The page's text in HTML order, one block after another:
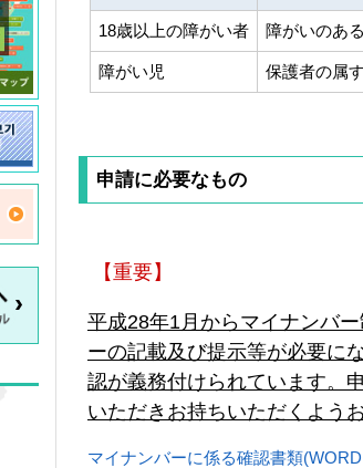
18歳以上の障がい者 障がいのあ
障がい児 保護者の属
申請に必要なもの
【重要】
平成28年1月からマイナンバ
ーの記載及び提示等が必要に
認が義務付けられています。
いただきお持ちいただくよう
マイナンバーに係る確認書類